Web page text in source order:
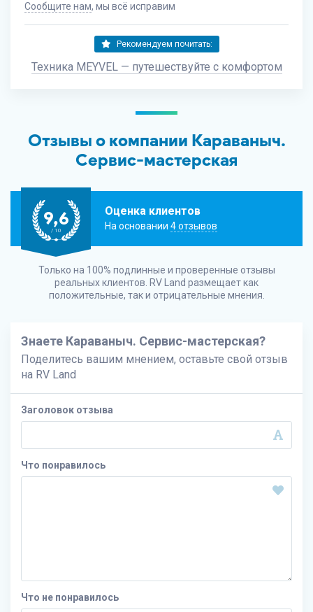
Сообщите нам, мы всё исправим
Рекомендуем почитать:
Техника MEYVEL — путешествуйте с комфортом
Отзывы о компании Караваныч.
Сервис-мастерская
9,6
/ 10
Оценка клиентов
На основании 4 отзывов
Только на 100% подлинные и проверенные отзывы
реальных клиентов. RV Land размещает как
положительные, так и отрицательные мнения.
Знаете Караваныч. Сервис-мастерская?
Поделитесь вашим мнением, оставьте свой отзыв
на RV Land
Заголовок отзыва
Что понравилось
Что не понравилось